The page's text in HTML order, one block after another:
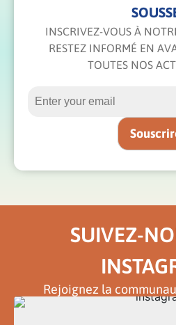
INSCRIVEZ-VOUS À
RESTEZ INFORMÉ EN
TOUTES NOS
SUIVEZ-
Rejoignez la